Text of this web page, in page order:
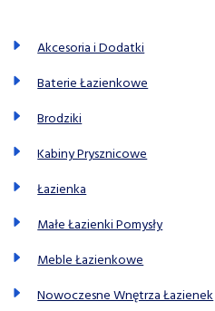
Akcesoria i Dodatki
Baterie Łazienkowe
Brodziki
Kabiny Prysznicowe
Łazienka
Małe Łazienki Pomysły
Meble Łazienkowe
Nowoczesne Wnętrza Łazienek